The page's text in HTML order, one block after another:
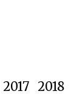
2017 2018